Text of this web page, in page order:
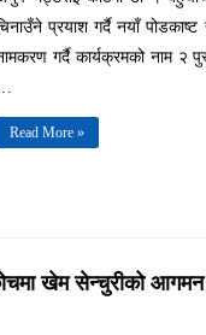
प्रयाश गर्दै नयाँ
गर्दै कार्यक्रमको नाम २
Read More »
खेम सेन्चुरीको आगमन